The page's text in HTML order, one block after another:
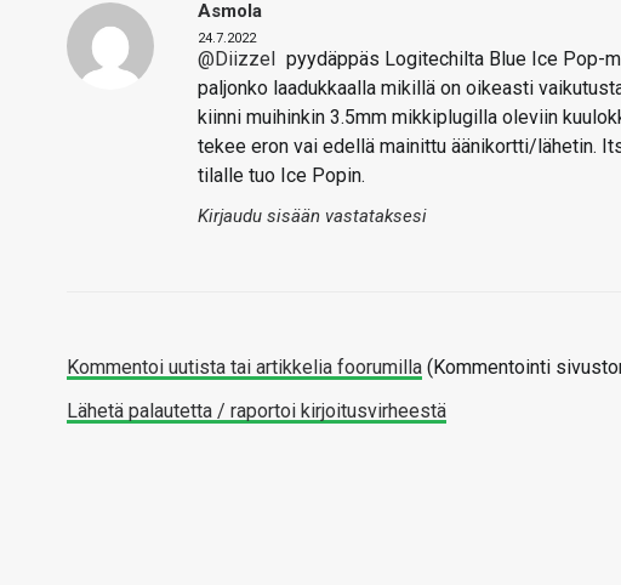
Asmola
24.7.2022
@Diizzel pyydäppäs Logitechilta Blue Ice Pop-
paljonko laadukkaalla mikillä on oikeasti
kiinni muihinkin 3.5mm mikkiplugilla oleviin
tekee eron vai edellä mainittu äänikortti/lähetin.
tilalle tuo Ice Popin.
Kirjaudu sisään vastataksesi
Kommentoi uutista tai artikkelia foorumilla (Kommentointi
Lähetä palautetta / raportoi kirjoitusvirheestä